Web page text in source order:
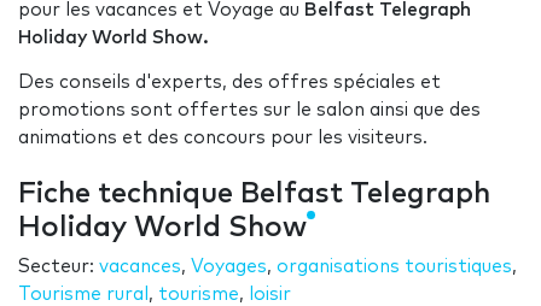
pour les vacances et Voyage au Belfast Telegraph
Holiday World Show.
Des conseils d'experts, des offres spéciales et
promotions sont offertes sur le salon ainsi que des
animations et des concours pour les visiteurs.
Fiche technique Belfast Telegraph
Holiday World Show
Secteur: vacances, Voyages, organisations touristiques,
Tourisme rural , tourisme, loisir